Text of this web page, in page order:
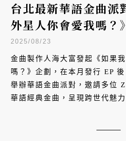
台北最新華語金曲派
外星人你會愛我嗎？
女聲獻唱
2025/08/23
金曲製作人海大富發起《如果
嗎？》企劃，在本月發行 EP
舉辦華語金曲派對，邀請多位
華語經典金曲，呈現跨世代魅力